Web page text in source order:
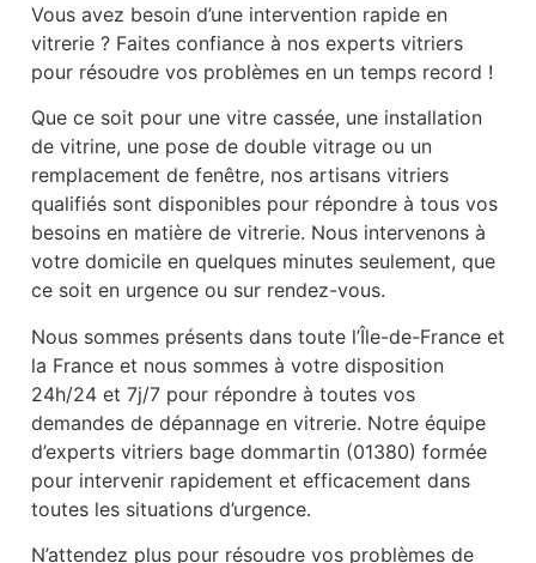
Vous avez besoin d’une intervention rapide en
vitrerie ? Faites confiance à nos experts vitriers
pour résoudre vos problèmes en un temps record !
Que ce soit pour une vitre cassée, une installation
de vitrine, une pose de double vitrage ou un
remplacement de fenêtre, nos artisans vitriers
qualifiés sont disponibles pour répondre à tous vos
besoins en matière de vitrerie. Nous intervenons à
votre domicile en quelques minutes seulement, que
ce soit en urgence ou sur rendez-vous.
Nous sommes présents dans toute l’Île-de-France et
la France et nous sommes à votre disposition
24h/24 et 7j/7 pour répondre à toutes vos
demandes de dépannage en vitrerie. Notre équipe
d’experts vitriers bage dommartin (01380) formée
pour intervenir rapidement et efficacement dans
toutes les situations d’urgence.
N’attendez plus pour résoudre vos problèmes de